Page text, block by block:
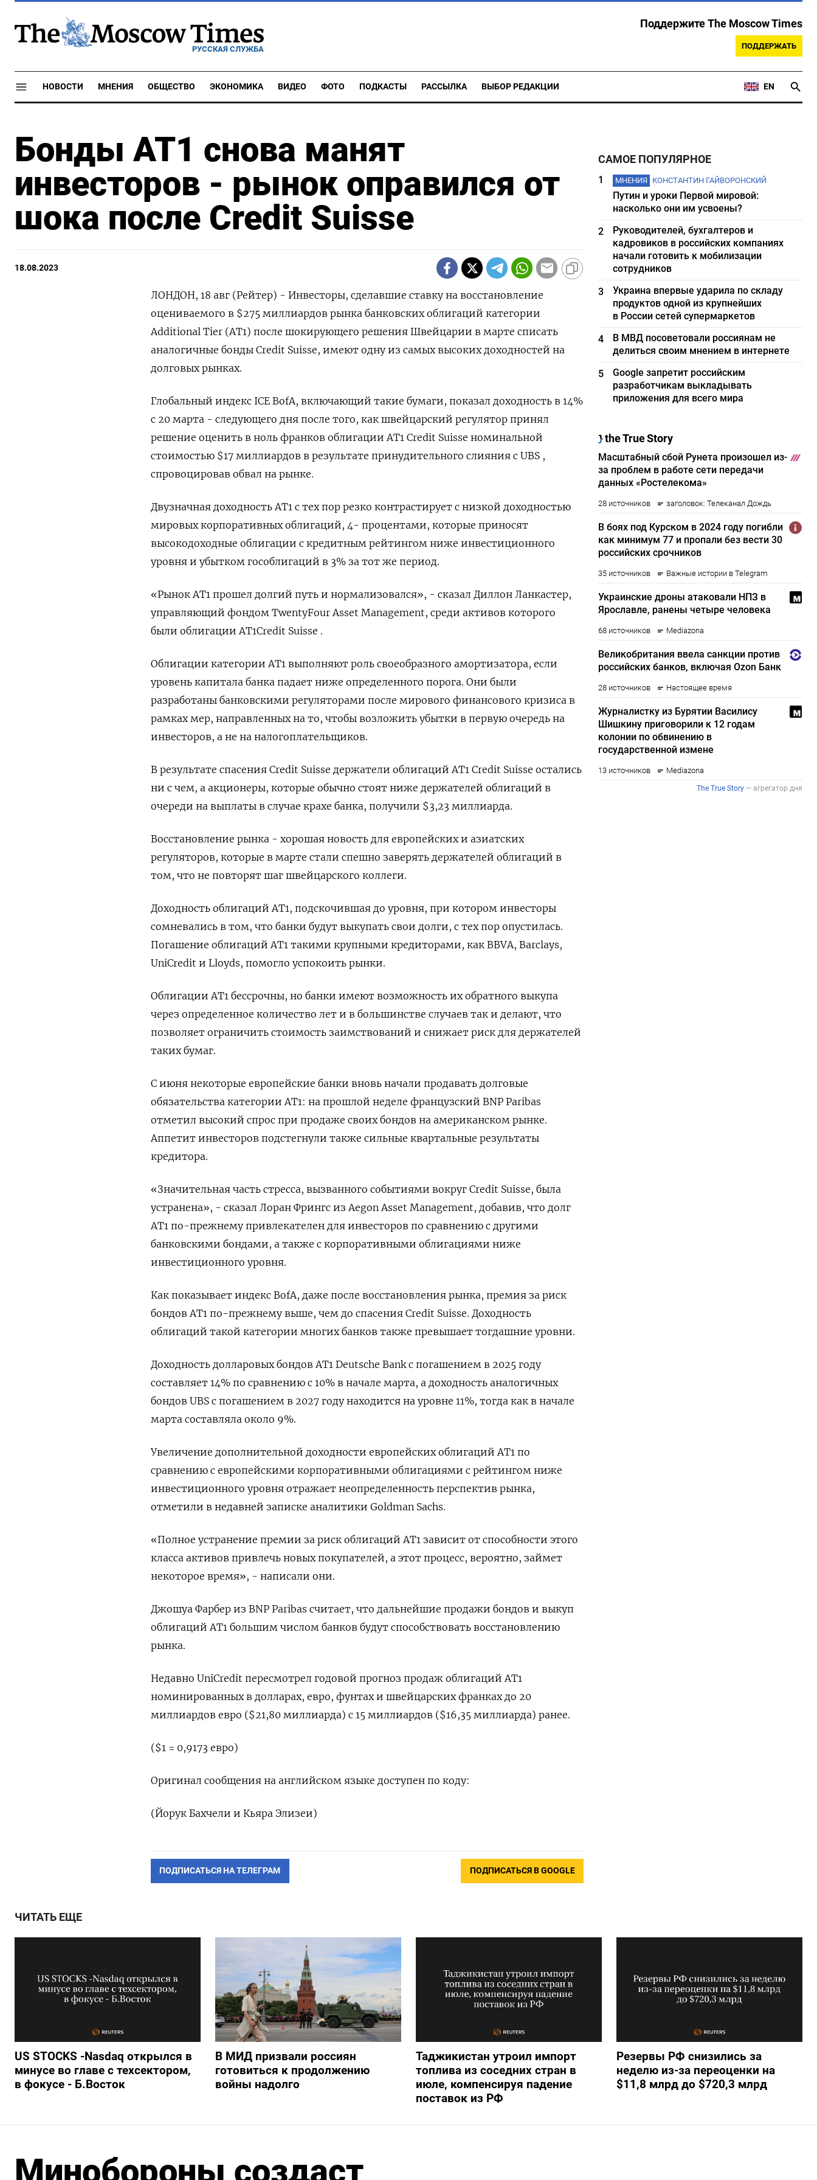
РУССКАЯ СЛУЖБА
Поддержите The Moscow Times
ПОДДЕРЖАТЬ
НОВОСТИ МНЕНИЯ ОБЩЕСТВО ЭКОНОМИКА ВИДЕО ФОТО ПОДКАСТЫ РАССЫЛКА ВЫБОР РЕДАКЦИИ EN
Бонды AT1 снова манят
инвесторов - рынок оправился от
шока после Credit Suisse
18.08.2023
ЛОНДОН, 18 авг (Рейтер) - Инвесторы, сделавшие ставку на восстановление
оцениваемого в $275 миллиардов рынка банковских облигаций категории
Additional Tier (AT1) после шокирующего решения Швейцарии в марте списать
аналогичные бонды Credit Suisse, имеют одну из самых высоких доходностей на
долговых рынках.
Глобальный индекс ICE BofA, включающий такие бумаги, показал доходность в 14%
с 20 марта - следующего дня после того, как швейцарский регулятор принял
решение оценить в ноль франков облигации AT1 Credit Suisse номинальной
стоимостью $17 миллиардов в результате принудительного слияния с UBS ,
спровоцировав обвал на рынке.
Двузначная доходность AT1 с тех пор резко контрастирует с низкой доходностью
мировых корпоративных облигаций, 4- процентами, которые приносят
высокодоходные облигации с кредитным рейтингом ниже инвестиционного
уровня и убытком гособлигаций в 3% за тот же период.
«Рынок AT1 прошел долгий путь и нормализовался», - сказал Диллон Ланкастер,
управляющий фондом TwentyFour Asset Management, среди активов которого
были облигации AT1Credit Suisse .
Облигации категории AT1 выполняют роль своеобразного амортизатора, если
уровень капитала банка падает ниже определенного порога. Они были
разработаны банковскими регуляторами после мирового финансового кризиса в
рамках мер, направленных на то, чтобы возложить убытки в первую очередь на
инвесторов, а не на налогоплательщиков.
В результате спасения Credit Suisse держатели облигаций AT1 Credit Suisse остались
ни с чем, а акционеры, которые обычно стоят ниже держателей облигаций в
очереди на выплаты в случае крахе банка, получили $3,23 миллиарда.
Восстановление рынка - хорошая новость для европейских и азиатских
регуляторов, которые в марте стали спешно заверять держателей облигаций в
том, что не повторят шаг швейцарского коллеги.
Доходность облигаций AT1, подскочившая до уровня, при котором инвесторы
сомневались в том, что банки будут выкупать свои долги, с тех пор опустилась.
Погашение облигаций AT1 такими крупными кредиторами, как BBVA, Barclays,
UniCredit и Lloyds, помогло успокоить рынки.
Облигации AT1 бессрочны, но банки имеют возможность их обратного выкупа
через определенное количество лет и в большинстве случаев так и делают, что
позволяет ограничить стоимость заимствований и снижает риск для держателей
таких бумаг.
С июня некоторые европейские банки вновь начали продавать долговые
обязательства категории AT1: на прошлой неделе французский BNP Paribas
отметил высокий спрос при продаже своих бондов на американском рынке.
Аппетит инвесторов подстегнули также сильные квартальные результаты
кредитора.
«Значительная часть стресса, вызванного событиями вокруг Credit Suisse, была
устранена», - сказал Лоран Фрингс из Aegon Asset Management, добавив, что долг
AT1 по-прежнему привлекателен для инвесторов по сравнению с другими
банковскими бондами, а также с корпоративными облигациями ниже
инвестиционного уровня.
Как показывает индекс BofA, даже после восстановления рынка, премия за риск
бондов AT1 по-прежнему выше, чем до спасения Credit Suisse. Доходность
облигаций такой категории многих банков также превышает тогдашние уровни.
Доходность долларовых бондов AT1 Deutsche Bank с погашением в 2025 году
составляет 14% по сравнению с 10% в начале марта, а доходность аналогичных
бондов UBS с погашением в 2027 году находится на уровне 11%, тогда как в начале
марта составляла около 9%.
Увеличение дополнительной доходности европейских облигаций AT1 по
сравнению с европейскими корпоративными облигациями с рейтингом ниже
инвестиционного уровня отражает неопределенность перспектив рынка,
отметили в недавней записке аналитики Goldman Sachs.
«Полное устранение премии за риск облигаций AT1 зависит от способности этого
класса активов привлечь новых покупателей, а этот процесс, вероятно, займет
некоторое время», - написали они.
Джошуа Фарбер из BNP Paribas считает, что дальнейшие продажи бондов и выкуп
облигаций AT1 большим числом банков будут способствовать восстановлению
рынка.
Недавно UniCredit пересмотрел годовой прогноз продаж облигаций AT1
номинированных в долларах, евро, фунтах и швейцарских франках до 20
миллиардов евро ($21,80 миллиарда) с 15 миллиардов ($16,35 миллиарда) ранее.
($1 = 0,9173 евро)
Оригинал сообщения на английском языке доступен по коду:
(Йорук Бахчели и Кьяра Элизеи)
ПОДПИСАТЬСЯ НА ТЕЛЕГРАМ ПОДПИСАТЬСЯ В GOOGLE
САМОЕ ПОПУЛЯРНОЕ
1 МНЕНИЯ КОНСТАНТИН ГАЙВОРОНСКИЙ
Путин и уроки Первой мировой:
насколько они им усвоены?
2
Руководителей, бухгалтеров и
кадровиков в российских компаниях
начали готовить к мобилизации
сотрудников
3
Украина впервые ударила по складу
продуктов одной из крупнейших
в России сетей супермаркетов
4
В МВД посоветовали россиянам не
делиться своим мнением в интернете
5
Google запретит российским
разработчикам выкладывать
приложения для всего мира
ЧИТАТЬ ЕЩЕ
US STOCKS -Nasdaq открылся в
минусе во главе с техсектором,
в фокусе - Б.Восток
В МИД призвали россиян
готовиться к продолжению
войны надолго
Таджикистан утроил импорт
топлива из соседних стран в
июле, компенсируя падение
поставок из РФ
Резервы РФ снизились за
неделю из-за переоценки на
$11,8 млрд до $720,3 млрд
Минобороны создаст